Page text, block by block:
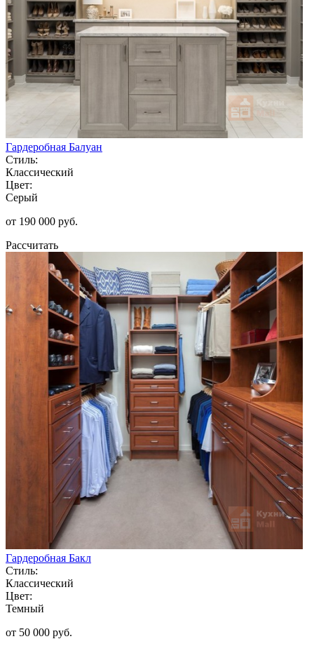
Гардеробная Балуан
Стиль:
Классический
Цвет:
Серый
от 190 000 руб.
Рассчитать
Гардеробная Бакл
Стиль:
Классический
Цвет:
Темный
от 50 000 руб.